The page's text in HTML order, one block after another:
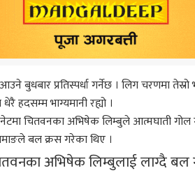
प्रतिस्पर्धा गर्नेछ । लिग चरणमा
हदसम्म भाग्यमानी रह्यो ।
चितवनका अभिषेक लिम्बुले आत्मघाती गोल
बल क्रस गरेका थिए ।
अभिषेक लिम्बुलाई लाग्दै